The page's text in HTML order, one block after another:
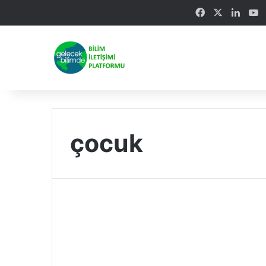
Facebook
çocuk